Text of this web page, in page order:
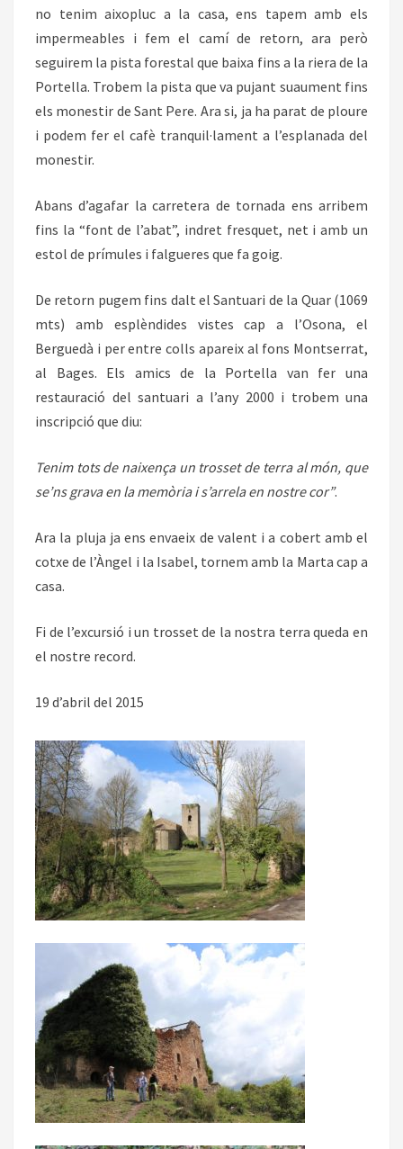
no tenim aixopluc a la casa, ens tapem amb els
impermeables i fem el camí de retorn, ara però
seguirem la pista forestal que baixa fins a la riera de la
Portella. Trobem la pista que va pujant suaument fins
els monestir de Sant Pere. Ara si, ja ha parat de ploure
i podem fer el cafè tranquil·lament a l’esplanada del
monestir.
Abans d’agafar la carretera de tornada ens arribem
fins la “font de l’abat”, indret fresquet, net i amb un
estol de prímules i falgueres que fa goig.
De retorn pugem fins dalt el Santuari de la Quar (1069
mts) amb esplèndides vistes cap a l’Osona, el
Berguedà i per entre colls apareix al fons Montserrat,
al Bages. Els amics de la Portella van fer una
restauració del santuari a l’any 2000 i trobem una
inscripció que diu:
Tenim tots de naixença un trosset de terra al món, que
se’ns grava en la memòria i s’arrela en nostre cor”.
Ara la pluja ja ens envaeix de valent i a cobert amb el
cotxe de l’Àngel i la Isabel, tornem amb la Marta cap a
casa.
Fi de l’excursió i un trosset de la nostra terra queda en
el nostre record.
19 d’abril del 2015